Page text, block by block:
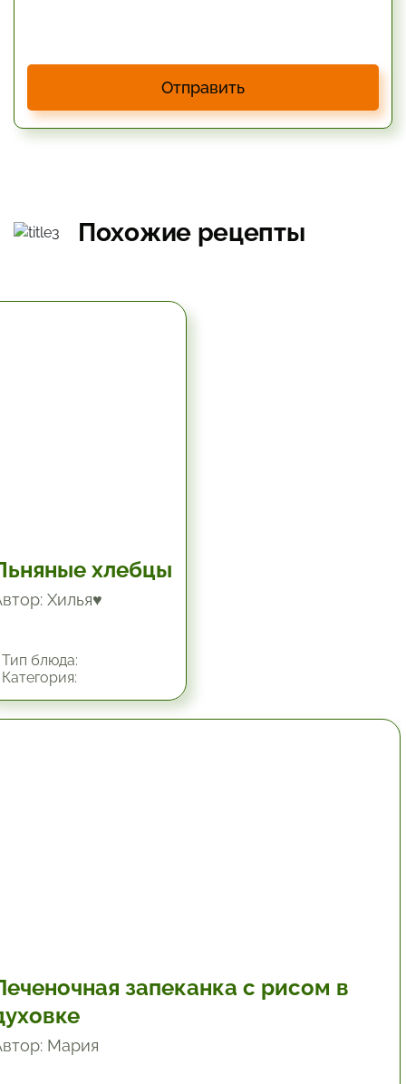
Отправить
Похожие рецепты
хлебцы
Хилья♥
блюда:
запеканка с рисом в
Мария